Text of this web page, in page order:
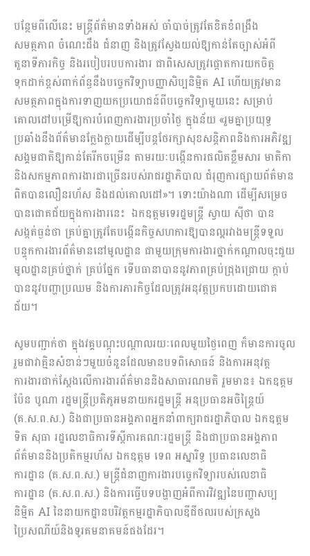
បន្ថែមពីលើនេះ មន្ត្រីព័ត៌មានទាំងអស់ ចាំបាច់ត្រូវតែខិតខំពង្រឹង
សមត្ថភាព ចំណេះដឹង ជំនាញ និងត្រូវស្វែងយល់ឱ្យកាន់តែច្បាស់អំពី
តួនាទីភារកិច្ច និងរបៀបរបបការងារ ជាពិសេស​ត្រូវផ្តោ​តការ​យកចិត្ត
ទុកដាក់ខ្ពស់ពាក់ព័ន្ធនឹងបច្ចេកវិទ្យាបញ្ញាសិប្បនិម្មិត AI ហើយត្រូវមាន
សមត្ថភាព​ក្នុងការ​ទាញ​យកប្រយោជន៍ពីបច្ចេកវិទ្យាមួយនេះ សម្រាប់
គោលដៅបម្រើឱ្យការបំពេញការងារប្រចាំថ្ងៃ ក្នុង​ន័យ «រួមគ្នាប្រយុទ្ធ
ប្រឆាំងនឹងព័ត៌មានក្លែងក្លាយដើម្បីបន្តថែរក្សាសុខសន្តិភាពនិ​ងការ​អភិវឌ្ឍ​
សង្គ​មជាតិឱ្យកាន់តែរីកចម្រើន តាមរយៈបង្កើនការផលិតខ្លឹមសារ មាតិកា
និង​សកម្មភាព​ការងារ​ជាច្រើនរបស់រាជរដ្ឋាភិបាល ជំរុញការផ្សាយព័ត៌មាន
ពិតបានលឿនរហ័ស និងដល់គោលដៅ»។ ទោះ​យ៉ាងណា ដើម្បីសម្រេច
បានជោគជ័យក្នុងការងារនេះ ឯកឧត្តមទេរដ្ឋមន្ត្រី ស្វាយ ស៊ីថា បាន​
សង្កត់ធ្ងន់ថា គ្រប់គ្នាត្រូវតែបង្កើនកិច្ចសហការឱ្យបានល្អរវាងមន្ត្រីទទួល​
បន្ទុកការងារព័​ត៌មាន​នៅ​មូលដ្ឋាន ជាមួយក្រុមការងារថ្នាក់កណ្តាលចុះជួយ
មូលដ្ឋានគ្រប់ថ្នាក់ គ្រប់ផ្នែក ទើបធានា​បាន​នូវ​ភាពគ្រប់ជ្រុងជ្រោយ ក្តាប់
បាននូវបញ្ហាប្រឈម និងការភារកិច្ចដែល​ត្រូវអនុវត្ត​ប្រកប​ដោយ​ជោ​គ​
ជ័យ។
សូមបញ្ជាក់ថា ក្នុងវគ្គបណ្តុះបណ្តាលរយៈពេលមួយថ្ងៃពេញ ក៏មានការចូល
រួមជាវាគ្មិនសំខាន់ៗមួ​យ​ចំនួនដែលមានបទពិសោធន៍ និងការអនុវត្ត
ការងារជាក់ស្តែងលើការងារព័ត៌មាននិង​សាធារ​ណ​មតិ រួមមាន៖ ឯកឧត្តម
ប៉ែន បូណា រដ្ឋមន្ត្រីប្រតិភូអមនាយករដ្ឋមន្ត្រី អនុប្រធានអចិន្ត្រៃយ៍
(គ.ស.ព.ស.) និងជាប្រធានអង្គភាពអ្នកនាំពាក្យរាជរដ្ឋាភិបាល ឯកឧត្តម
ទិត សុធា រដ្ឋលេខាធិការ​ទី​ស្តី​ការគណៈរដ្ឋមន្ត្រី និងជាប្រធានអង្គភាព
ព័ត៌មាននិងប្រតិកម្មរហ័ស ឯកឧត្តម ទេព អស្នារិទ្ធ ប្រ​ធាន​លេខាធិ
ការដ្ឋាន (គ.ស.ព.ស.) មន្ត្រីជំនាញការងារបច្ចេកវិទ្យារបស់លេខាធិ
ការដ្ឋាន (គ.ស.ព.ស.) និងការធ្វើបទបង្ហាញអំពីការវិវឌ្ឍនៃបញ្ហាសប្ប
និម្មិត AI នៃនាយកដ្ឋានបរិវត្ត​កម្មរ​ដ្ឋាភិ​​បា​ល​​ឌីជីថលរបស់ក្រសួង
ប្រៃសណីយ៍និងទូរគមនាគមន៍ផងដែរ។